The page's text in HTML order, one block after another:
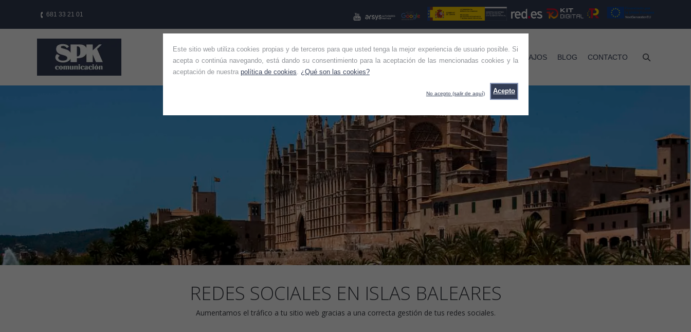
Este sitio web utiliza cookies propias y de terceros para que usted tenga la mejor experiencia de usuario posible. Si
acepta o continúa navegando, está dando su consentimiento para la aceptación de las mencionadas cookies y la
aceptación de nuestra política de cookies ¿Qué son las cookies?
Acepto
No acepto (salir de aquí)
681 33 21 01
HOME QUIÉNES SOMOS KIT CONSULTING KIT DIGITAL OTROS SERVICIOS TRABAJOS BLOG CONTACTO
REDES SOCIALES EN ISLAS BALEARES
Aumentamos el tráfico a tu sitio web gracias a una correcta gestión de tus redes sociales.